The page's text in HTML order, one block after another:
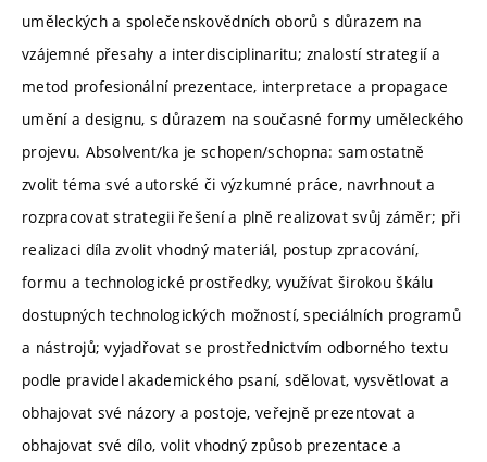
uměleckých a společenskovědních oborů s důrazem na
vzájemné přesahy a interdisciplinaritu; znalostí strategií a
metod profesionální prezentace, interpretace a propagace
umění a designu, s důrazem na současné formy uměleckého
projevu. Absolvent/ka je schopen/schopna: samostatně
zvolit téma své autorské či výzkumné práce, navrhnout a
rozpracovat strategii řešení a plně realizovat svůj záměr; při
realizaci díla zvolit vhodný materiál, postup zpracování,
formu a technologické prostředky, využívat širokou škálu
dostupných technologických možností, speciálních programů
a nástrojů; vyjadřovat se prostřednictvím odborného textu
podle pravidel akademického psaní, sdělovat, vysvětlovat a
obhajovat své názory a postoje, veřejně prezentovat a
obhajovat své dílo, volit vhodný způsob prezentace a